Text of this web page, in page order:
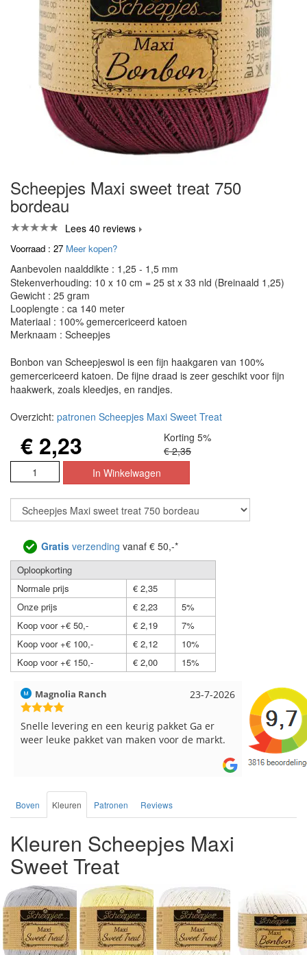
Scheepjes Maxi sweet treat 750
bordeau
Lees 40 reviews
Voorraad : 27 Meer kopen?
Aanbevolen naalddikte : 1,25 - 1,5 mm
Stekenverhouding: 10 x 10 cm = 25 st x 33 nld (Breinaald 1,25)
Gewicht : 25 gram
Looplengte : ca 140 meter
Materiaal : 100% gemercericeerd katoen
Merknaam : Scheepjes
Bonbon van Scheepjeswol is een fijn haakgaren van 100%
gemercericeerd katoen. De fijne draad is zeer geschikt voor fijn
haakwerk, zoals kleedjes, en randjes.
Overzicht: patronen Scheepjes Maxi Sweet Treat
€ 2,23
Korting 5%
€ 2,35
Gratis verzending vanaf € 50,-*
Oploopkorting
Normale prijs
€ 2,35
Onze prijs
€ 2,23
5%
Koop voor +€ 50,-
€ 2,19
7%
Koop voor +€ 100,-
€ 2,12
10%
Koop voor +€ 150,-
€ 2,00 15%
17-7-2026
Hilde uit Loyers
Reeds meerdere keren breigaren en
breinaalden besteld, altijd heel tevreden over
Loes uit
Snelle
Boven Kleuren Patronen Reviews
Kleuren Scheepjes Maxi
Sweet Treat